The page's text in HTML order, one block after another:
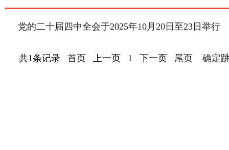
党的二十届四中全会于2025年10月20日至23日举行
共1条记录 首页 上一页 1 下一页 尾页 确定